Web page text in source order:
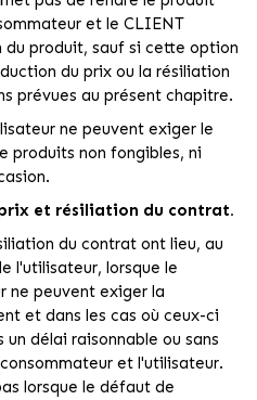
et le CLIENT
produit, sauf si cette option
du prix ou la résiliation
prévues au présent chapitre.
ne peuvent exiger le
produits non fongibles, ni
et résiliation du contrat.
du contrat ont lieu, au
l'utilisateur, lorsque le
ne peuvent exiger la
et dans les cas où ceux-ci
délai raisonnable ou sans
et l'utilisateur.
lorsque le défaut de